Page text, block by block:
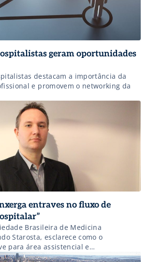
geram oportunidades
destacam a importância da
e promovem o networking da
entraves no fluxo de
Brasileira de Medicina
Starosta, esclarece como o
para área assistencial e